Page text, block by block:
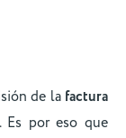
de la factura
Es por eso que